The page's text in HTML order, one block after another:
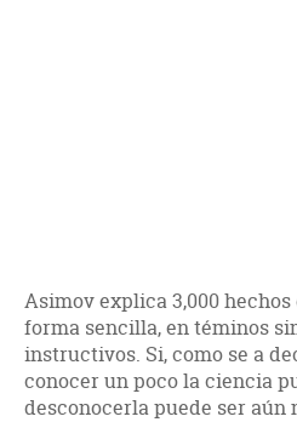
Asimov explica 3,000
forma sencilla, en téminos
instructivos. Si, como se a
conocer un poco la ciencia
desconocerla puede ser aún